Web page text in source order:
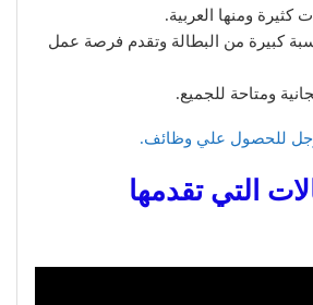
كثيرة ومنها العربية.
كبيرة من البطالة وتقدم فرصة عمل
ومتاحة للجميع.
للحصول علي وظائف.
التي تقدمها